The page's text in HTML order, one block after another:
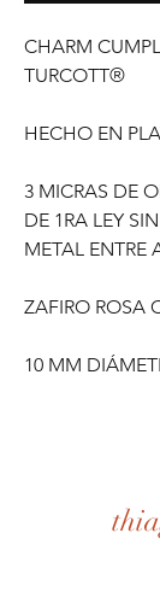
CHARM
TURCOTT®
HECHO EN
3 MICRAS DE
DE 1RA LEY
METAL ENTRE
ZAFIRO ROSA
10 MM